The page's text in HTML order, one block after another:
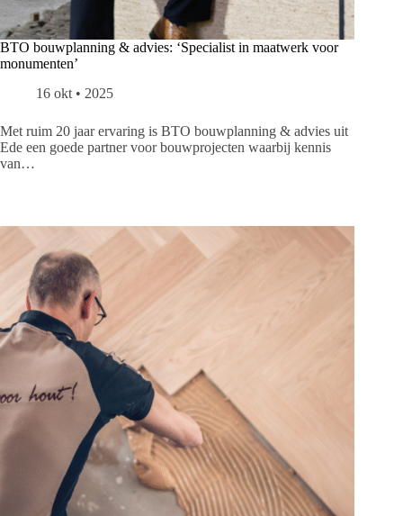
BTO bouwplanning & advies: ‘Specialist in maatwerk voor
monumenten’
16 okt • 2025
Met ruim 20 jaar ervaring is BTO bouwplanning & advies uit
Ede een goede partner voor bouwprojecten waarbij kennis
van…